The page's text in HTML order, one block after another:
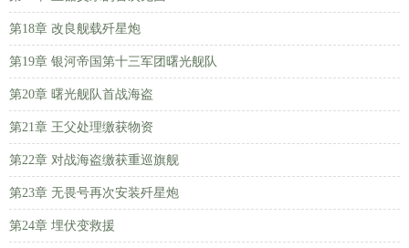
第18章 改良舰载歼星炮
第19章 银河帝国第十三军团曙光舰队
第20章 曙光舰队首战海盗
第21章 王父处理缴获物资
第22章 对战海盗缴获重巡旗舰
第23章 无畏号再次安装歼星炮
第24章 埋伏变救援